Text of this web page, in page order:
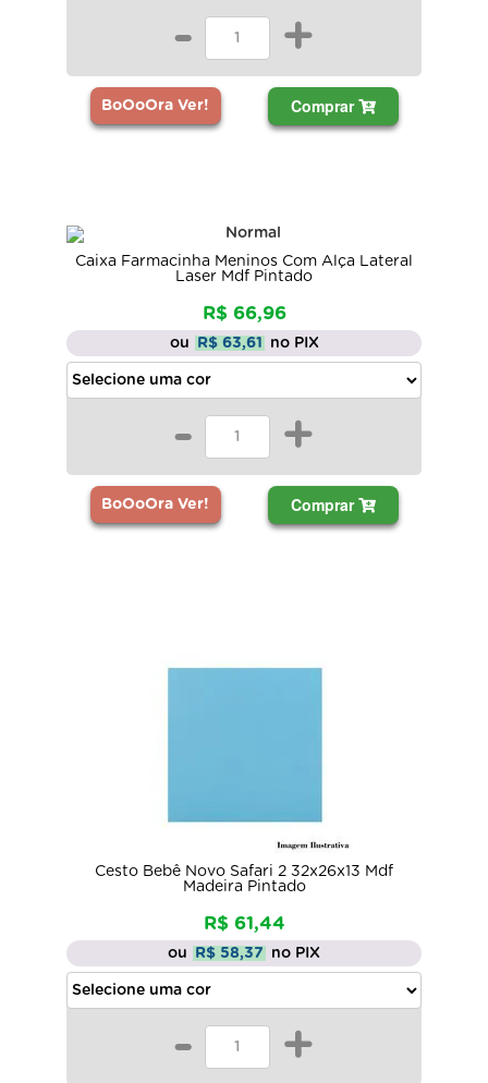
- +
BoOoOra Ver! Comprar
Caixa Farmacinha Meninos Com Alça Lateral
Laser Mdf Pintado
R$ 66,96
ou R$ 63,61 no PIX
- +
BoOoOra Ver! Comprar
Cesto Bebê Novo Safari 2 32x26x13 Mdf
Madeira Pintado
R$ 61,44
ou R$ 58,37 no PIX
- +